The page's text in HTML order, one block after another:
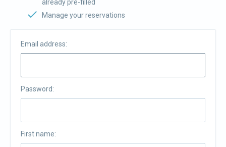
already pre-filled
Manage your reservations
Email address:
Password:
First name: